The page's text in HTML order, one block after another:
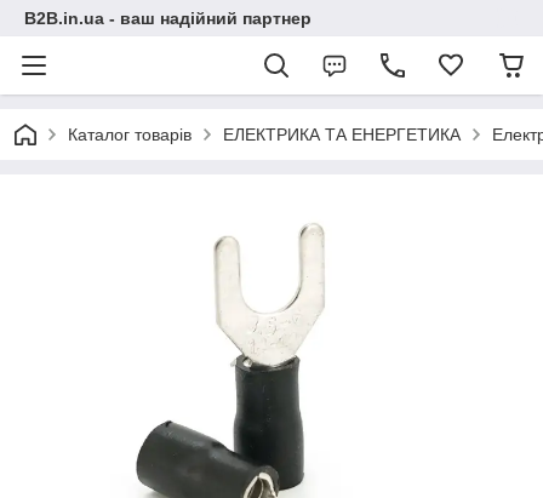
B2B.in.ua - ваш надійний партнер
Каталог товарів ЕЛЕКТРИКА ТА ЕНЕРГЕТИКА